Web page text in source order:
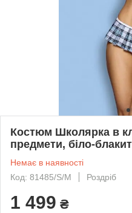
Костюм Школярка в
предмети, біло-
Немає в наявності
Код: 81485/S/M
Роздріб
1 499 ₴